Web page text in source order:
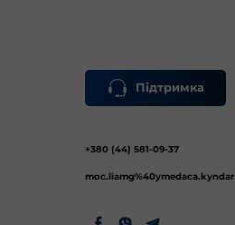
Підтримка
+380 (44) 581-09-37
moc.liamg%40ymedaca.kyndar